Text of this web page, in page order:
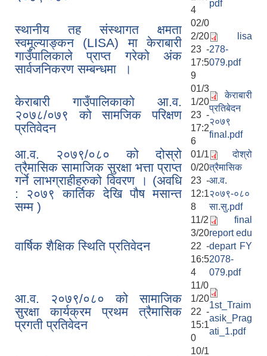
4
pdf
स्थानीय तह संस्थागत क्षमता
स्वमूल्याङ्कन (LISA) मा केराबारी
गाउँपालिकाले प्राप्त गरेको अंक
सार्वजनिकरण सम्बन्धमा ।
02/0
2/20
23 -
17:5
9
lisa
278-
079.pdf
केराबारी गाउँपालिकाको आ.व.
२०७८/०७९ को सामजिक परिक्षण
प्रतिवेदन
01/3
1/20
23 -
17:2
6
केराबारी
प्रतिबेदन
२०७९
final.pdf
आ.व. २०७९/०८० को दोस्रो
त्रैमासिक सामाजिक सुरक्षा भत्ता प्राप्त
गर्ने लाभग्राहीहरुको विवरण । (अवधि
: २०७९ कार्तिक देखि पौष मसान्त
सम्म )
01/1
0/20
23 -
12:1
8
दोश्रो
त्रैमासिक
आ.व.
२०७९-०८०
सा.सु.pdf
वार्षिक शैक्षिक स्थिति प्रतिवेदन
11/2
3/20
22 -
16:5
4
final
report edu
depart FY
2078-
079.pdf
आ.व. २०७९/०८० को सामाजिक
सुरक्षा कार्यक्रम प्रथम त्रैमासिक
प्रगती प्रतिवेदन
11/0
1/20
22 -
15:1
0
1st_Traim
asik_Prag
ati_1.pdf
10/1